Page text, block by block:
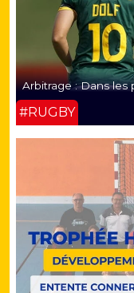
Arbitrage : Dans les
#RUGBY